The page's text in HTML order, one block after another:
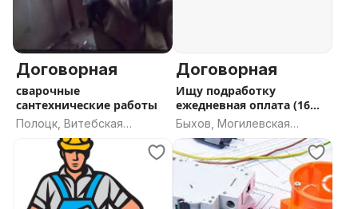
Договорная
сварочные
сантехнические работы
Полоцк, Витебская
область
Договорная
Ищу подработку
ежедневная оплата (16
лет)
Быхов, Могилевская
область